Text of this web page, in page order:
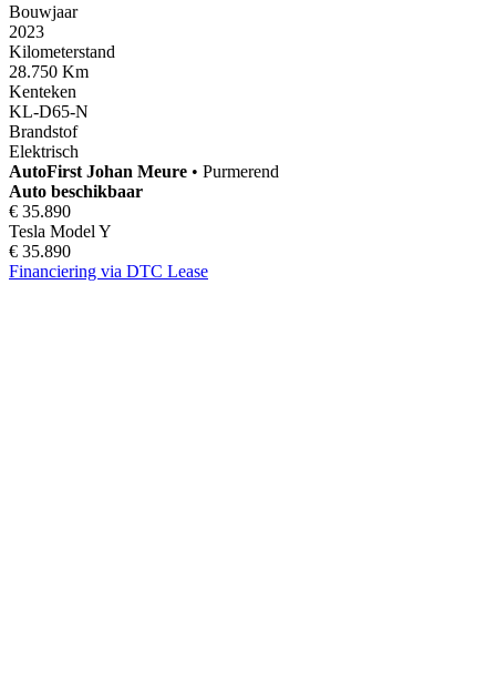
Bouwjaar
2023
Kilometerstand
28.750 Km
Kenteken
KL-D65-N
Brandstof
Elektrisch
AutoFirst Johan Meure • Purmerend
Auto beschikbaar
€ 35.890
Tesla Model Y
€ 35.890
Financiering via DTC Lease